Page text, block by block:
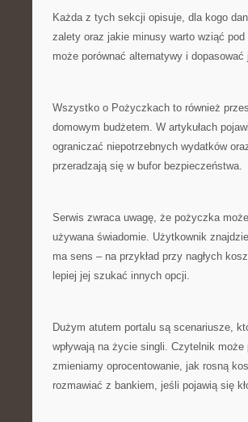
Każda z tych sekcji opisuje, dla kogo
zalety oraz jakie minusy warto wziąć
może porównać alternatywy i
Wszystko o Pożyczkach to również
domowym budżetem. W artykułach
ograniczać niepotrzebnych wydatków
przeradzają się w bufor bezpieczeństwa.
Serwis zwraca uwagę, że pożyczka
używana świadomie. Użytkownik
ma sens – na przykład przy nagłych
lepiej jej szukać innych opcji.
Dużym atutem portalu są scenariusze,
wpływają na życie singli. Czytelnik
zmieniamy oprocentowanie, jak rosną
rozmawiać z bankiem, jeśli pojawią się